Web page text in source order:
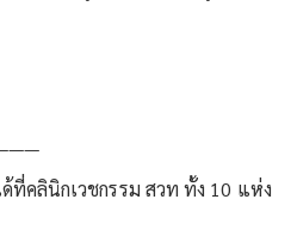
ที่คลินิกเวชกรรม สวท ทั้ง 10 แห่ง